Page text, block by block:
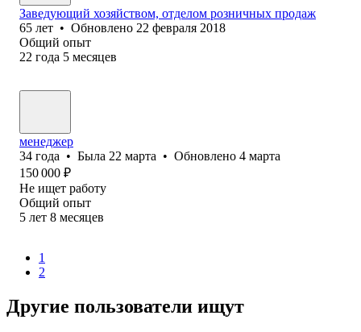
Заведующий хозяйством, отделом розничных продаж
65 лет • Обновлено 22 февраля 2018
Общий опыт
22 года 5 месяцев
менеджер
34 года • Была 22 марта • Обновлено 4 марта
150 000 ₽
Не ищет работу
Общий опыт
5 лет 8 месяцев
1
2
Другие пользователи ищут